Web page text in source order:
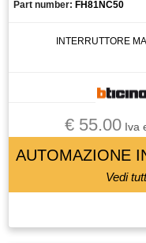
Part number: FH81NC50
INTERRUTTORE
€ 55.00Iva
AUTOMAZIONE
Vedi